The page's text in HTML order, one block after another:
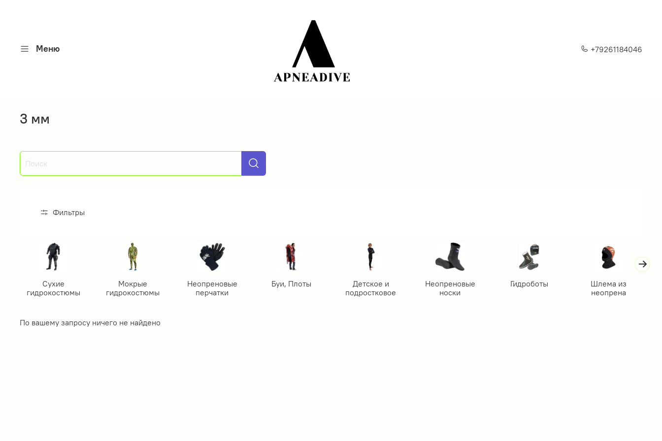
Меню +79261184046
3 мм
Фильтры
Сухие
гидрокостюмы
Мокрые
гидрокостюмы
Неопреновые
перчатки
Буи, Плоты
Детское и
подростковое
Неопреновые
носки
Гидроботы
Шлема из
неопрена
По вашему запросу ничего не найдено